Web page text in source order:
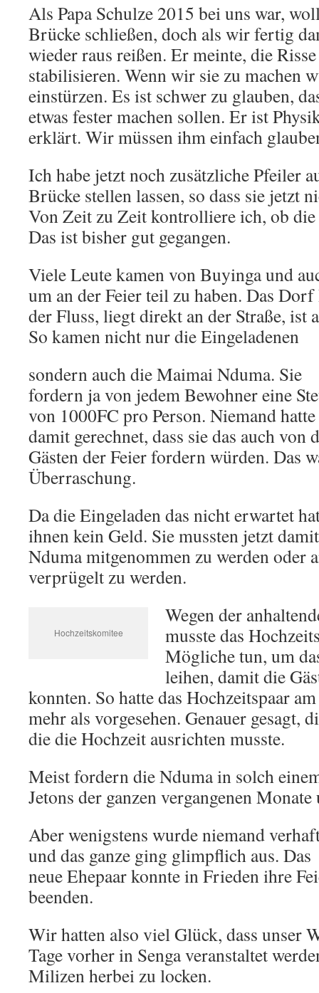
Als Papa Schulze 2015 bei uns war,
Brücke schließen, doch als wir fertig
wieder raus reißen. Er meinte, die
stabilisieren. Wenn wir sie zu machen
einstürzen. Es ist schwer zu glauben,
etwas fester machen sollen. Er ist
erklärt. Wir müssen ihm einfach
Ich habe jetzt noch zusätzliche Pfeiler
Brücke stellen lassen, so dass sie jetzt
Von Zeit zu Zeit kontrolliere ich, ob die
Das ist bisher gut gegangen.
Viele Leute kamen von Buyinga und
um an der Feier teil zu haben. Das
der Fluss, liegt direkt an der Straße, ist
So kamen nicht nur die Eingeladenen
sondern auch die Maimai Nduma. Sie
fordern ja von jedem Bewohner eine
von 1000FC pro Person. Niemand hatte
damit gerechnet, dass sie das auch von
Gästen der Feier fordern würden. Das
Überraschung.
Da die Eingeladen das nicht erwartet
ihnen kein Geld. Sie mussten jetzt
Nduma mitgenommen zu werden oder
verprügelt zu werden.
Hochzeitskomitee
Wegen der
musste das
Mögliche tun, um
leihen, damit die
konnten. So hatte das Hochzeitspaar
mehr als vorgesehen. Genauer gesagt,
die die Hochzeit ausrichten musste.
Meist fordern die Nduma in solch
Jetons der ganzen vergangenen
Aber wenigstens wurde niemand
und das ganze ging glimpflich aus. Das
neue Ehepaar konnte in Frieden ihre
beenden.
Wir hatten also viel Glück, dass unser
Tage vorher in Senga veranstaltet
Milizen herbei zu locken.